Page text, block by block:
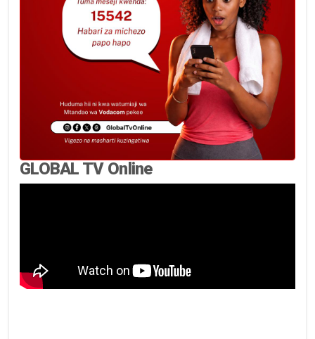
GLOBAL TV Online